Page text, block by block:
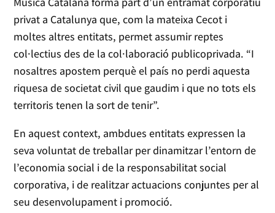
privat a Catalunya que, com la mateixa Cecot i
moltes altres entitats, permet assumir reptes
col·lectius des de la col·laboració publicoprivada. “I
nosaltres apostem perquè el país no perdi aquesta
riquesa de societat civil que gaudim i que no tots els
territoris tenen la sort de tenir”.
En aquest context, ambdues entitats expressen la
seva voluntat de treballar per dinamitzar l’entorn de
l’economia social i de la responsabilitat social
corporativa, i de realitzar actuacions conjuntes per al
seu desenvolupament i promoció.